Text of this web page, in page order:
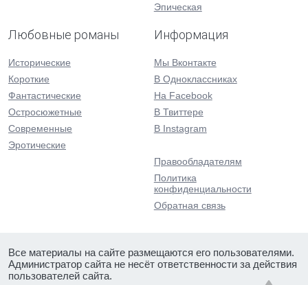
Эпическая
Любовные романы
Исторические
Короткие
Фантастические
Остросюжетные
Современные
Эротические
Информация
Мы Вконтакте
В Одноклассниках
На Facebook
В Твиттере
В Instagram
Правообладателям
Политика
конфиденциальности
Обратная связь
Все материалы на сайте размещаются его пользователями.
Администратор сайта не несёт ответственности за действия
пользователей сайта.